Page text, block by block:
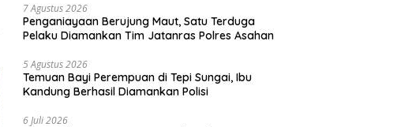
7 Agustus 2026
Penganiayaan Berujung Maut, Satu Terduga
Pelaku Diamankan Tim Jatanras Polres Asahan
5 Agustus 2026
Temuan Bayi Perempuan di Tepi Sungai, Ibu
Kandung Berhasil Diamankan Polisi
6 Juli 2026